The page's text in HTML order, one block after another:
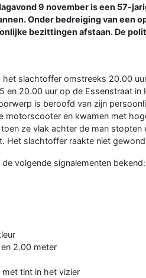
9 november is een 57-
Onder bedreiging van een
bezittingen afstaan. De
slachtoffer omstreeks 20.00
en 20.00 uur op de Essenstraat in
is beroofd van zijn
motorscooter en kwamen met
ze vlak achter de man
Het slachtoffer raakte niet
volgende signalementen bekend:
2.00 meter
tint in het vizier